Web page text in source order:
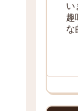
い
趣
な